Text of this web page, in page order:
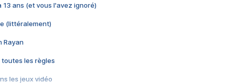
13 ans (et vous l'avez ignoré)
(littéralement)
Rayan
toutes les règles
les jeux vidéo